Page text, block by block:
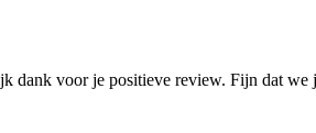
dank voor je positieve review. Fijn dat we